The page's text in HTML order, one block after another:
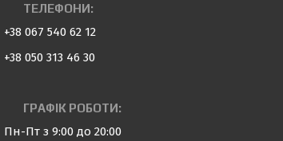
ТЕЛЕФОНИ:
+38 067 540 62 12
+38 050 313 46 30
ГРАФІК РОБОТИ:
Пн-Пт з 9:00 до 20:00